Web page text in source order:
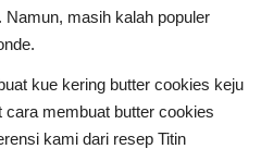
. Namun, masih kalah populer
kue kering butter cookies keju
membuat butter cookies
kami dari resep Titin